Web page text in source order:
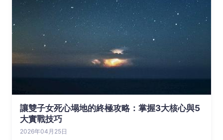
讓雙子女死心塌地的終極攻略：掌握3大核心與5
大實戰技巧
2026年04月25日